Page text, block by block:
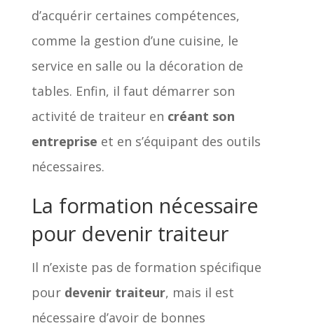
d’acquérir certaines compétences,
comme la gestion d’une cuisine, le
service en salle ou la décoration de
tables. Enfin, il faut démarrer son
activité de traiteur en créant son
entreprise et en s’équipant des outils
nécessaires.
La formation nécessaire
pour devenir traiteur
Il n’existe pas de formation spécifique
pour devenir traiteur, mais il est
nécessaire d’avoir de bonnes